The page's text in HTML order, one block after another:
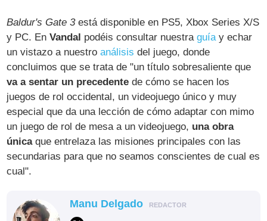
Baldur's Gate 3está disponible en PS5, Xbox Series X/S
y PC. EnVandal podéis consultar nuestraguíay echar
un vistazo a nuestroanálisis del juego, donde
concluimos que se trata de "un título sobresaliente que
va a sentar un precedente de cómo se hacen los
juegos de rol occidental, un videojuego único y muy
especial que da una lección de cómo adaptar con mimo
un juego de rol de mesa a un videojuego, una obra
únicaque entrelaza las misiones principales con las
secundarias para que no seamos conscientes de cual es
cual".
Manu Delgado REDACTOR